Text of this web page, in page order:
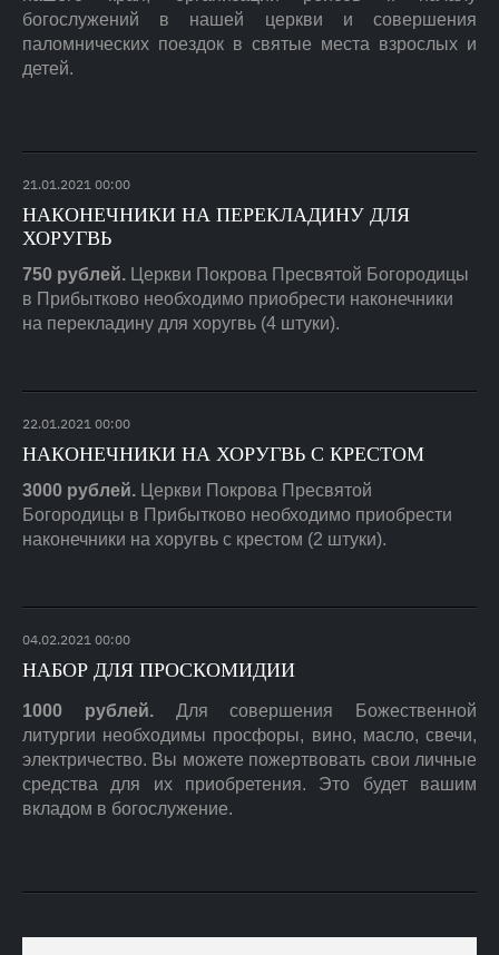
04.02.2021 00:00
НАБОР ДЛЯ ПРОСКОМИДИИ
1000 рублей.Для совершения Божественной
литургии необходимы просфоры, вино, масло, свечи,
электричество. Вы можете пожертвовать свои личные
средства для их приобретения. Это будет вашим
вкладом в богослужение.
22.01.2021 00:00
НАКОНЕЧНИКИ НА ХОРУГВЬ С КРЕСТОМ
3000 рублей. Церкви Покрова Пресвятой
Богородицы в Прибытково необходимо приобрести
наконечники на хоругвь с крестом (2 штуки).
21.01.2021 00:00
НАКОНЕЧНИКИ НА ПЕРЕКЛАДИНУ ДЛЯ
ХОРУГВЬ
750 рублей. Церкви Покрова Пресвятой Богородицы
в Прибытково необходимо приобрести наконечники
на перекладину для хоругвь (4 штуки).
богослужений в нашей церкви и совершения
паломнических поездок в святые места взрослых и
детей.